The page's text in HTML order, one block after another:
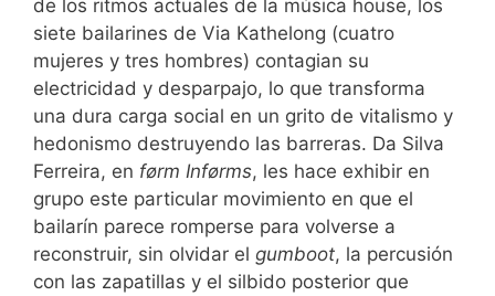
de los ritmos actuales de la música house, los
siete bailarines de Via Kathelong (cuatro
mujeres y tres hombres) contagian su
electricidad y desparpajo, lo que transforma
una dura carga social en un grito de vitalismo y
hedonismo destruyendo las barreras. Da Silva
Ferreira, en førm Inførms, les hace exhibir en
grupo este particular movimiento en que el
bailarín parece romperse para volverse a
reconstruir, sin olvidar el gumboot, la percusión
con las zapatillas y el silbido posterior que